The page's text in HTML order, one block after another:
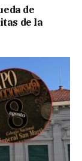
de
de la